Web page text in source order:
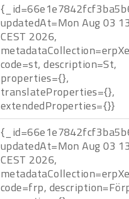
updatedAt=Mon Aug 03
CEST 2026,
code=st, description=St,
properties={},
translateProperties={},
extendedProperties={}}
updatedAt=Mon Aug 03
CEST 2026,
code=frp,